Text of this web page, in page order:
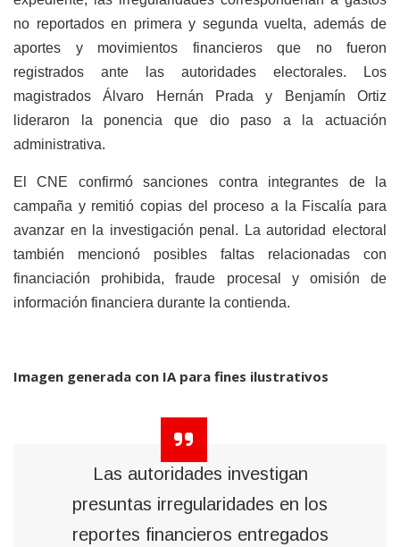
no reportados en primera y segunda vuelta, además de
aportes y movimientos financieros que no fueron
registrados ante las autoridades electorales. Los
magistrados Álvaro Hernán Prada y Benjamín Ortiz
lideraron la ponencia que dio paso a la actuación
administrativa.
El CNE confirmó sanciones contra integrantes de la
campaña y remitió copias del proceso a la Fiscalía para
avanzar en la investigación penal. La autoridad electoral
también mencionó posibles faltas relacionadas con
financiación prohibida, fraude procesal y omisión de
información financiera durante la contienda.
Imagen generada con IA para fines ilustrativos
Las autoridades investigan
presuntas irregularidades en los
reportes financieros entregados